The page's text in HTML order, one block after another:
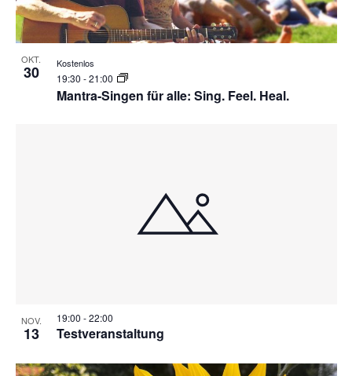
OKT.
30
Mantra-Singen für alle: Sing. Feel. Heal.
19:30 -21:00
Kostenlos
NOV.
13 Testveranstaltung
19:00 -22:00